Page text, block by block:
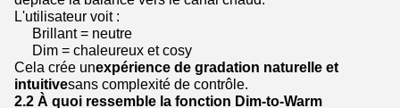
L'utilisateur voit :
Brillant = neutre
Dim = chaleureux et cosy
Cela crée unexpérience de gradation naturelle et
intuitivesans complexité de contrôle.
2.2 À quoi ressemble la fonction Dim-to-Warm